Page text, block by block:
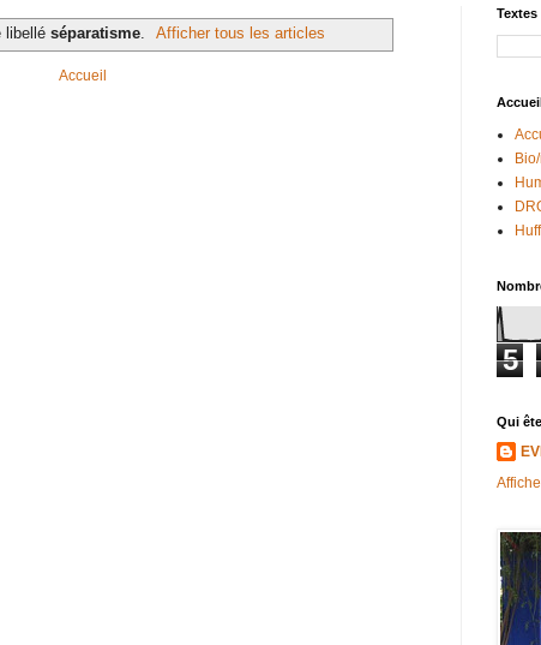
libellé séparatisme. Afficher tous les articles
Accueil
Textes
Accueil
5
Qui